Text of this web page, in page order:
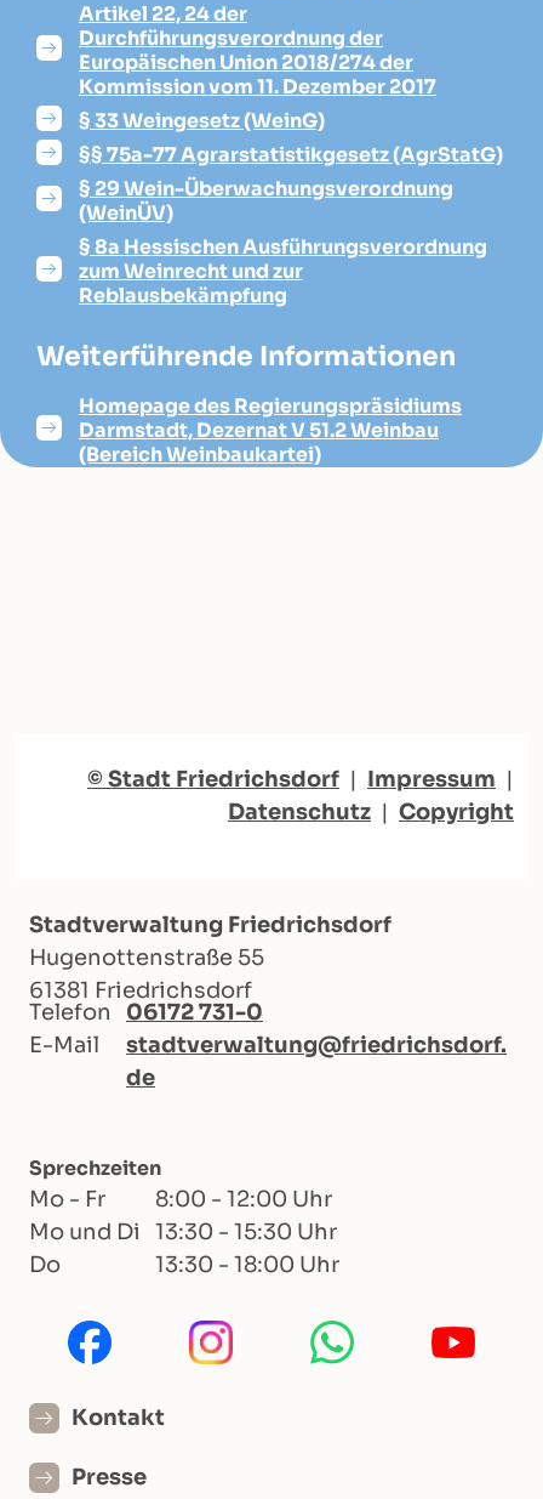
Artikel 22, 24 der
Durchführungsverordnung der
Europäischen Union 2018/274 der
Kommission vom 11. Dezember 2017
§ 33 Weingesetz (WeinG)
§§ 75a-77 Agrarstatistikgesetz (AgrStatG)
§ 29 Wein-Überwachungsverordnung
(WeinÜV)
§ 8a Hessischen Ausführungsverordnung
zum Weinrecht und zur
Reblausbekämpfung
Weiterführende Informationen
Homepage des Regierungspräsidiums
Darmstadt, Dezernat V 51.2 Weinbau
(Bereich Weinbaukartei)
© Stadt Friedrichsdorf | Impressum |
Datenschutz | Copyright
Stadtverwaltung Friedrichsdorf
Hugenottenstraße 55
61381 Friedrichsdorf
Telefon
06172 731-0
E-Mail
stadtverwaltung@friedrichsdorf.
de
Sprechzeiten
Mo - Fr
8:00 - 12:00 Uhr
Mo und Di
13:30 - 15:30 Uhr
Do
13:30 - 18:00 Uhr
Kontakt
Presse